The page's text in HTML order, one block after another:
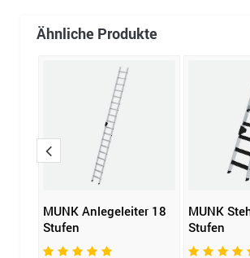
Ähnliche Produkte
MUNK Anlegeleiter 18
Stufen
MUNK
Stufen